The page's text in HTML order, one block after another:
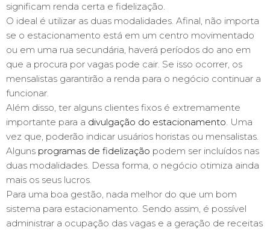
significam renda certa e fidelização.
O ideal é utilizar as duas modalidades. Afinal, não importa
se o estacionamento está em um centro movimentado
ou em uma rua secundária, haverá períodos do ano em
que a procura por vagas pode cair. Se isso ocorrer, os
mensalistas garantirão a renda para o negócio continuar a
funcionar.
Além disso, ter alguns clientes fixos é extremamente
importante para a divulgação do estacionamento. Uma
vez que, poderão indicar usuários horistas ou mensalistas.
Alguns programas de fidelização podem ser incluídos nas
duas modalidades. Dessa forma, o negócio otimiza ainda
mais os seus lucros.
Para uma boa gestão, nada melhor do que um bom
sistema para estacionamento. Sendo assim, é possível
administrar a ocupação das vagas e a geração de receitas